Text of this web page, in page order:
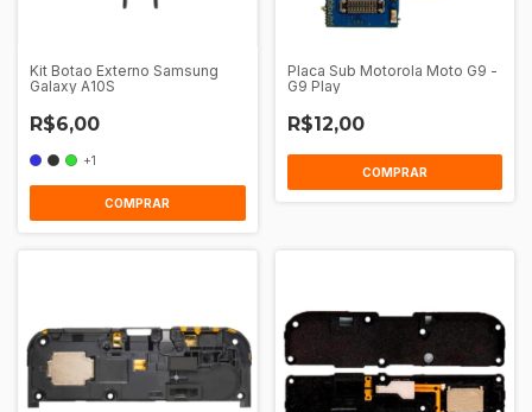
Kit Botao Externo Samsung
Galaxy A10S
R$6,00
+1
COMPRAR
Placa Sub Motorola Moto G9 -
G9 Play
R$12,00